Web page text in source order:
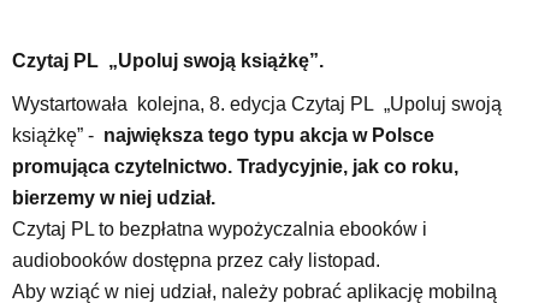
Czytaj PL „Upoluj swoją książkę”.
Wystartowała kolejna, 8. edycja Czytaj PL „Upoluj swoją
książkę” - największa tego typu akcja w Polsce
promująca czytelnictwo. Tradycyjnie, jak co roku,
bierzemy w niej udział.
Czytaj PL to bezpłatna wypożyczalnia ebooków i
audiobooków dostępna przez cały listopad.
Aby wziąć w niej udział, należy pobrać aplikację mobilną